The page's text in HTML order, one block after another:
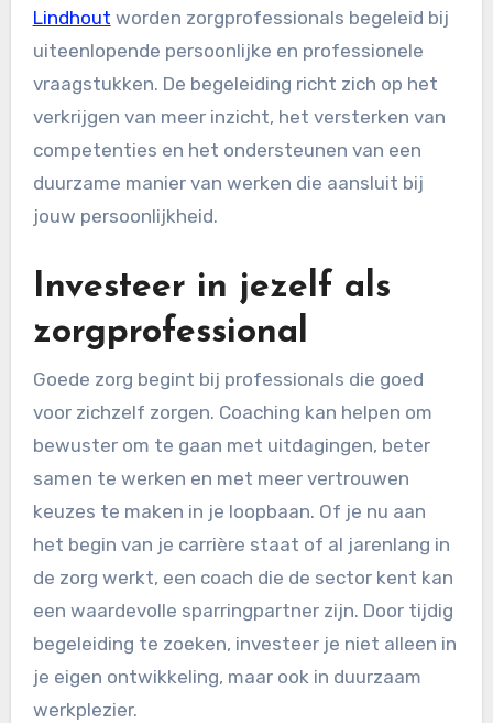
Lindhout worden zorgprofessionals begeleid bij
uiteenlopende persoonlijke en professionele
vraagstukken. De begeleiding richt zich op het
verkrijgen van meer inzicht, het versterken van
competenties en het ondersteunen van een
duurzame manier van werken die aansluit bij
jouw persoonlijkheid.
Investeer in jezelf als
zorgprofessional
Goede zorg begint bij professionals die goed
voor zichzelf zorgen. Coaching kan helpen om
bewuster om te gaan met uitdagingen, beter
samen te werken en met meer vertrouwen
keuzes te maken in je loopbaan. Of je nu aan
het begin van je carrière staat of al jarenlang in
de zorg werkt, een coach die de sector kent kan
een waardevolle sparringpartner zijn. Door tijdig
begeleiding te zoeken, investeer je niet alleen in
je eigen ontwikkeling, maar ook in duurzaam
werkplezier.